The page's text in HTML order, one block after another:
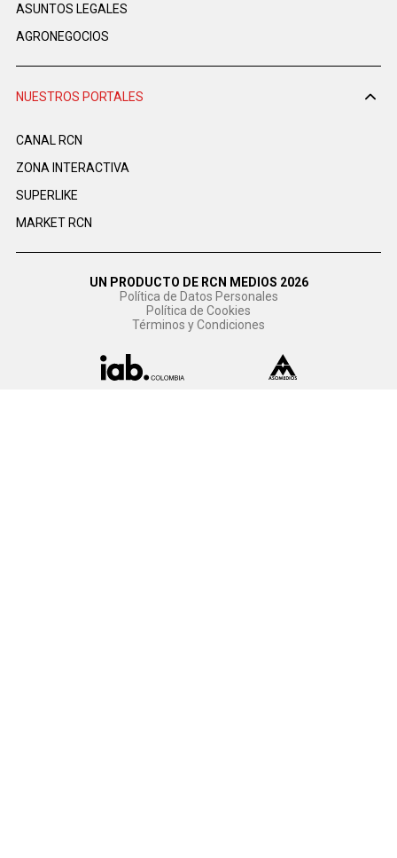
ASUNTOS LEGALES
AGRONEGOCIOS
NUESTROS PORTALES
CANAL RCN
ZONA INTERACTIVA
SUPERLIKE
MARKET RCN
UN PRODUCTO DE RCN MEDIOS 2026
Política de Datos Personales
Política de Cookies
Términos y Condiciones